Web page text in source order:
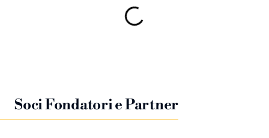
Soci Fondatori e Partner